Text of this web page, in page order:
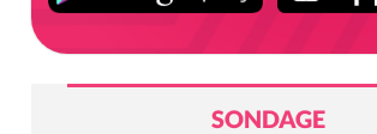
SONDAGE